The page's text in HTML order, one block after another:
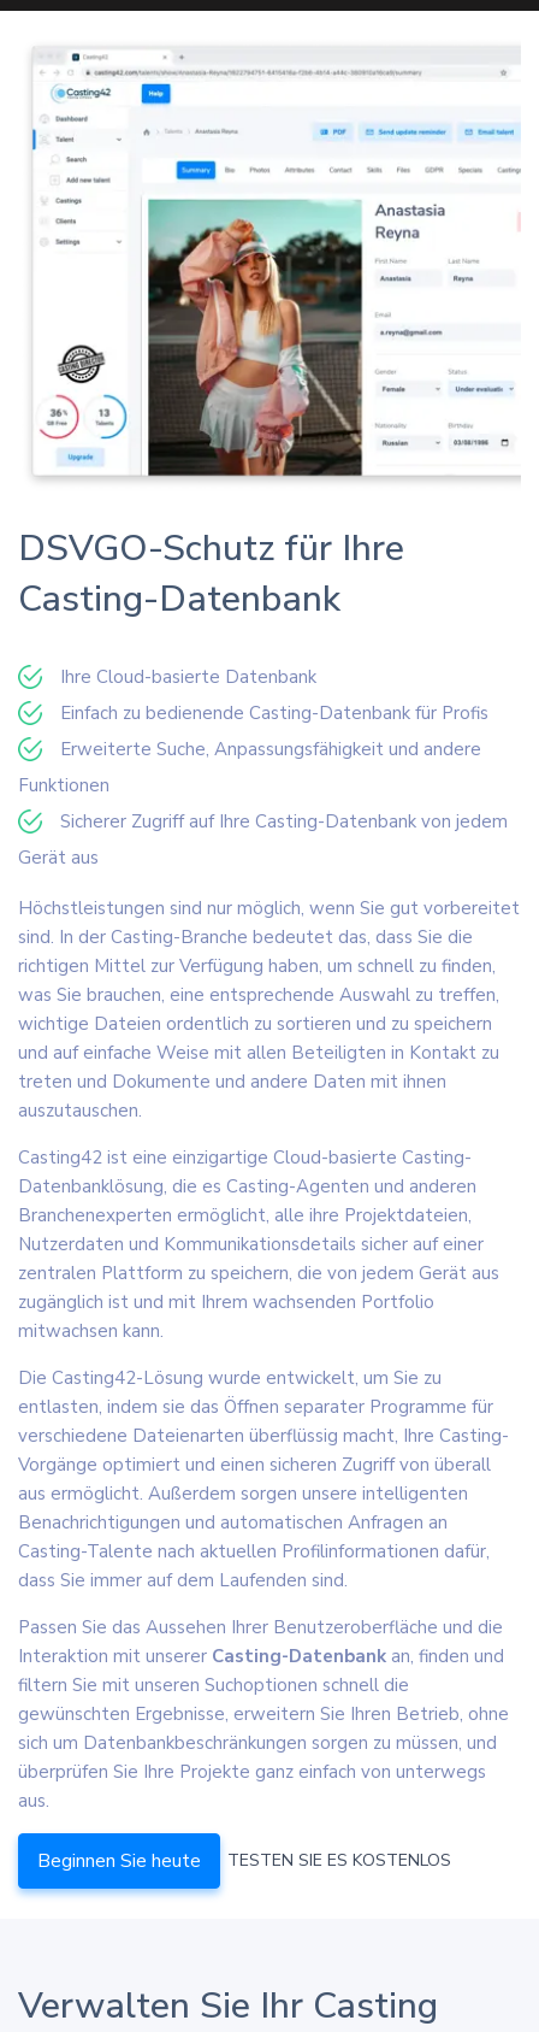
DSVGO-Schutz für Ihre
Casting-Datenbank
Ihre Cloud-basierte Datenbank
Einfach zu bedienende Casting-Datenbank für Profis
Erweiterte Suche, Anpassungsfähigkeit und andere
Funktionen
Sicherer Zugriff auf Ihre Casting-Datenbank von jedem
Gerät aus
Höchstleistungen sind nur möglich, wenn Sie gut vorbereitet
sind. In der Casting-Branche bedeutet das, dass Sie die
richtigen Mittel zur Verfügung haben, um schnell zu finden,
was Sie brauchen, eine entsprechende Auswahl zu treffen,
wichtige Dateien ordentlich zu sortieren und zu speichern
und auf einfache Weise mit allen Beteiligten in Kontakt zu
treten und Dokumente und andere Daten mit ihnen
auszutauschen.
Casting42 ist eine einzigartige Cloud-basierte Casting-
Datenbanklösung, die es Casting-Agenten und anderen
Branchenexperten ermöglicht, alle ihre Projektdateien,
Nutzerdaten und Kommunikationsdetails sicher auf einer
zentralen Plattform zu speichern, die von jedem Gerät aus
zugänglich ist und mit Ihrem wachsenden Portfolio
mitwachsen kann.
Die Casting42-Lösung wurde entwickelt, um Sie zu
entlasten, indem sie das Öffnen separater Programme für
verschiedene Dateienarten überflüssig macht, Ihre Casting-
Vorgänge optimiert und einen sicheren Zugriff von überall
aus ermöglicht. Außerdem sorgen unsere intelligenten
Benachrichtigungen und automatischen Anfragen an
Casting-Talente nach aktuellen Profilinformationen dafür,
dass Sie immer auf dem Laufenden sind.
Passen Sie das Aussehen Ihrer Benutzeroberfläche und die
Interaktion mit unserer Casting-Datenbank an, finden und
filtern Sie mit unseren Suchoptionen schnell die
gewünschten Ergebnisse, erweitern Sie Ihren Betrieb, ohne
sich um Datenbankbeschränkungen sorgen zu müssen, und
überprüfen Sie Ihre Projekte ganz einfach von unterwegs
aus.
Beginnen Sie heute TESTEN SIE ES KOSTENLOS
Verwalten Sie Ihr Casting